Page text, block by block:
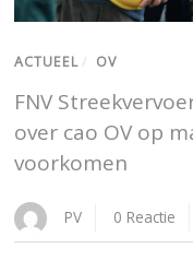
ACTUEEL / OV
FNV
over cao OV op
voorkomen
PV 0 Reactie